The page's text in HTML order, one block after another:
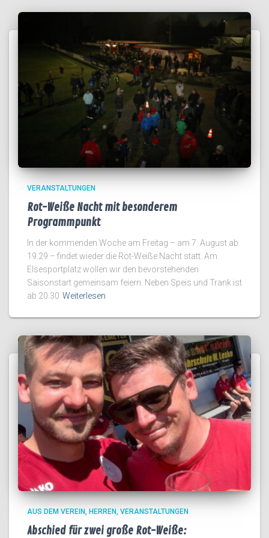
VERANSTALTUNGEN
Rot-Weiße Nacht mit besonderem
Programmpunkt
In der kommenden Woche am Freitag – am 7. August ab
19.29 – findet wieder die Rot-Weiße Nacht statt. Am
Elsesportplatz wollen wir den bevorstehenden
Saisonstart gemeinsam feiern. Neben Speis und Trank ist
ab 20.30 Weiterlesen
AUS DEM VEREIN HERREN VERANSTALTUNGEN
Abschied für zwei große Rot-Weiße: